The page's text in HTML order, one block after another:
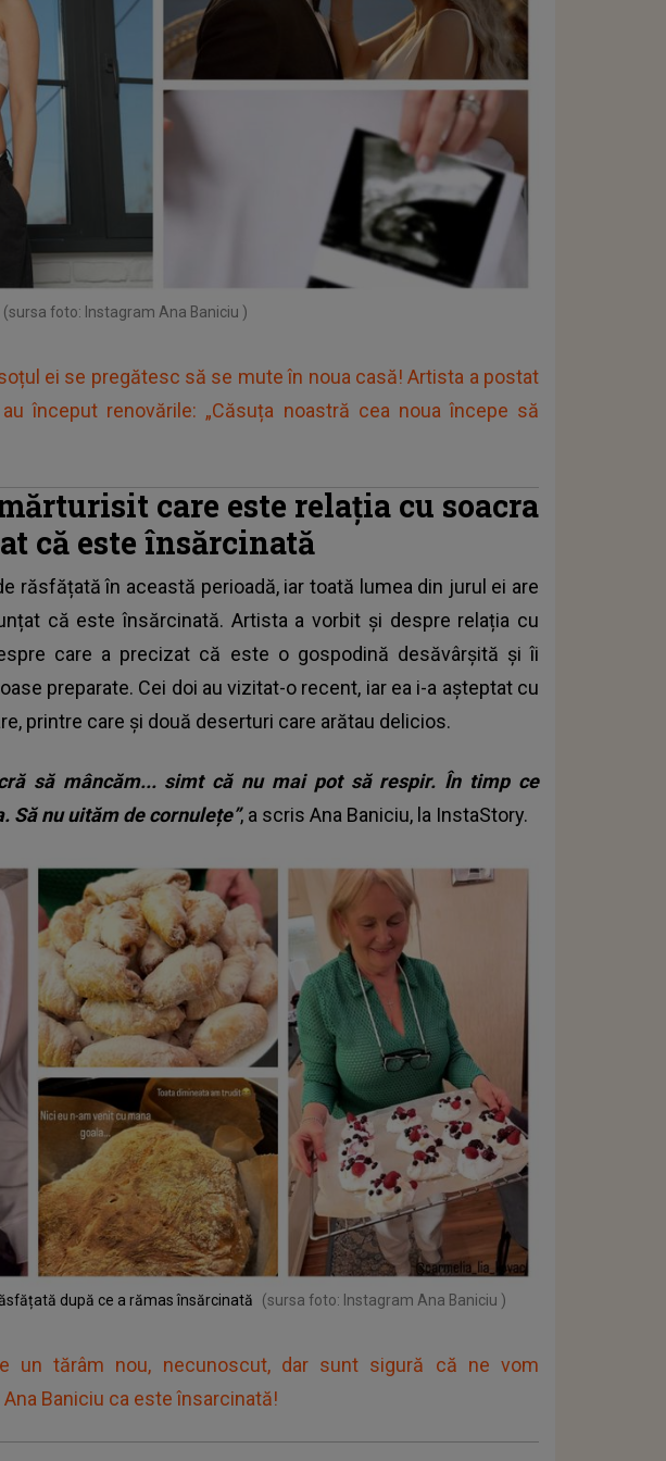
(sursa foto: Instagram Ana Baniciu )
ei se pregătesc să se mute în noua casă! Artista a postat
început renovările: „Căsuța noastră cea noua începe să
care este relația cu soacra
că este însărcinată
răsfățată în această perioadă, iar toată lumea din jurul ei are
că este însărcinată. Artista a vorbit și despre relația cu
care a precizat că este o gospodină desăvârşită și îi
preparate. Cei doi au vizitat-o recent, iar ea i-a așteptat cu
printre care și două deserturi care arătau delicios.
să mâncăm... simt că nu mai pot să respir. În timp ce
Să nu uităm de cornulețe”, a scris Ana Baniciu, la InstaStory.
după ce a rămas însărcinată (sursa foto: Instagram Ana Baniciu )
un tărâm nou, necunoscut, dar sunt sigură că ne vom
Baniciu ca este însarcinată!